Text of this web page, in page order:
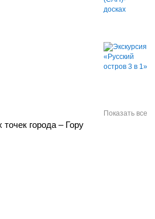
города – Гору
Показать все